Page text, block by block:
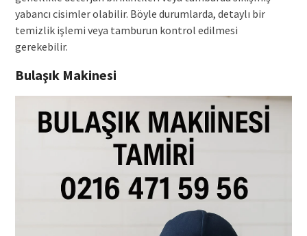
yabancı cisimler olabilir. Böyle durumlarda, detaylı bir
temizlik işlemi veya tamburun kontrol edilmesi
gerekebilir.
Bulaşık Makinesi